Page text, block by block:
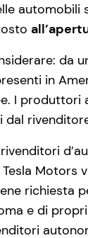
automobili
da
in
I
Motors
richiesta
e di